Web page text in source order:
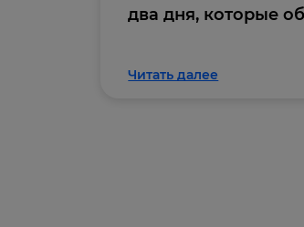
два дня, которые
сообщество
Читать далее